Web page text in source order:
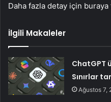
Daha fazla detay için buraya
İlgili Makaleler
ChatGPT
Sınırlar
Ağustos 7,